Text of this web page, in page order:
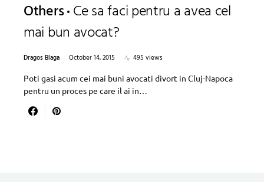
Others Ce sa faci pentru a avea cel
mai bun avocat?
Dragos Blaga October 14, 2015
495 views
Poti gasi acum cei mai buni avocati divort in Cluj-Napoca
pentru un proces pe care il ai in…